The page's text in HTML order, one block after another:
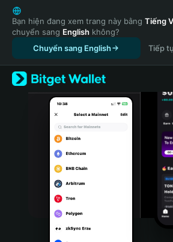
English
日本語
Tiếng Việt
Русский
Español (Latinoamérica)
Türkçe
Italiano
Português (Portugal)
Bahasa Indonesia
Bạn hiện đang xem trang này bằng Tiếng
chuyển sang English không?
Chuyển sang English
Tiếp